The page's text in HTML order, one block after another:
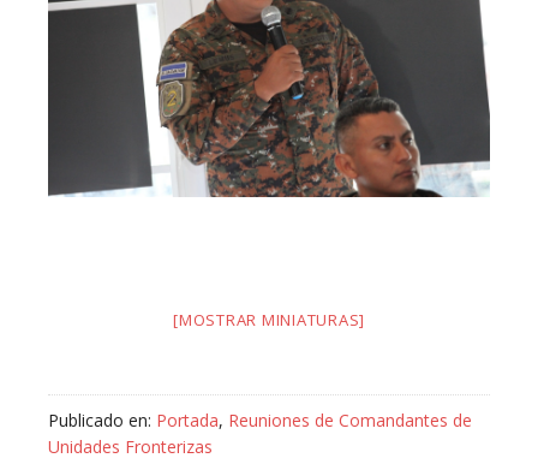
[MOSTRAR MINIATURAS]
Publicado en: Portada, Reuniones de Comandantes de
Unidades Fronterizas